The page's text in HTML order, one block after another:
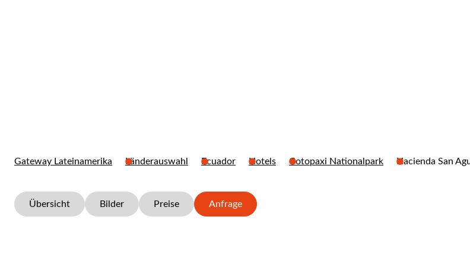
Gateway Lateinamerika Länderauswahl Ecuador Hotels Cotopaxi Nationalpark Hacienda San
Übersicht Bilder Preise Anfrage